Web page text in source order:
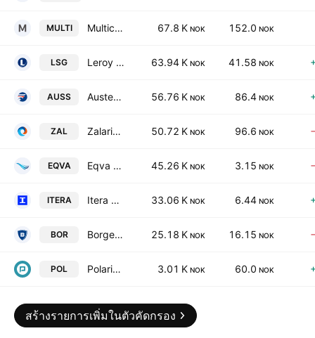
MULTI Multiconsult ASA 67.8 K NOK 152.0 NOK
LSG Leroy Seafood Group ASA 63.94 K NOK 41.58 NOK
AUSS Austevoll Seafood ASA 56.76 K NOK 86.4 NOK
ZAL Zalaris ASA 50.72 K NOK 96.6 NOK
EQVA Eqva ASA 45.26 K NOK 3.15 NOK
ITERA Itera ASA 33.06 K NOK 6.44 NOK
BOR Borgestad ASA 25.18 K NOK 16.15 NOK
POL Polaris Media ASA 3.01 K NOK 60.0 NOK
สร้างรายการเพิ่มในตัวคัดกรอง